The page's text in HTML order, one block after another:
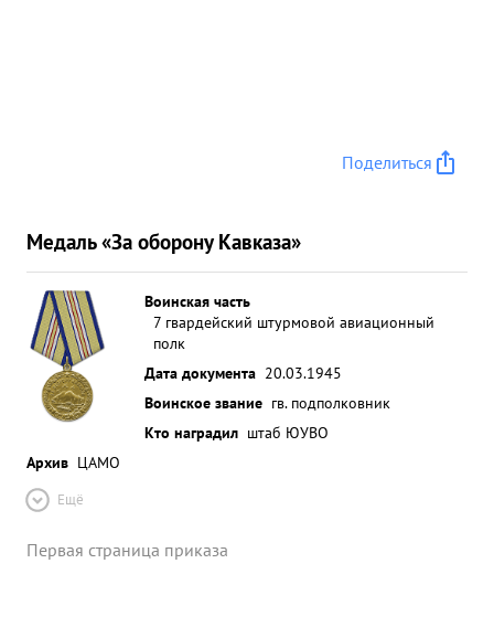
Поделиться
Медаль «За оборону Кавказа»
Воинская часть
7 гвардейский штурмовой авиационный
полк
Дата документа 20.03.1945
Воинское звание гв. подполковник
Кто наградил штаб ЮУВО
Архив ЦАМО
Ещё
Первая страница приказа